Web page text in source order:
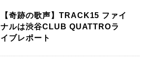
【奇跡の歌声】TRACK15 ファイ
ナルは渋谷CLUB QUATTROラ
イブレポート